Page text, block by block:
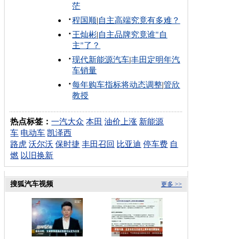
茫
程国顺|自主高端究竟有多难？
王灿彬|自主品牌究竟谁"自
主"了？
现代新能源汽车|丰田定明年汽
车销量
每年购车指标将动态调整|管欣
教授
热点标签：一汽大众 本田 油价上涨 新能源
车 电动车 凯泽西
路虎 沃尔沃 保时捷 丰田召回 比亚迪 停车费 自
燃 以旧换新
更多 >>
搜狐汽车视频